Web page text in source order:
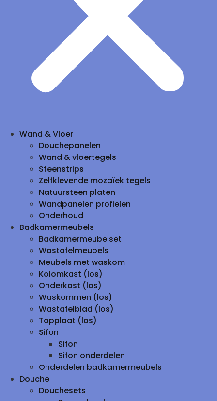
Wand & Vloer
Douchepanelen
Wand & vloertegels
Steenstrips
Zelfklevende mozaïek tegels
Natuursteen platen
Wandpanelen profielen
Onderhoud
Badkamermeubels
Badkamermeubelset
Wastafelmeubels
Meubels met waskom
Kolomkast (los)
Onderkast (los)
Waskommen (los)
Wastafelblad (los)
Topplaat (los)
Sifon
Sifon
Sifon onderdelen
Onderdelen badkamermeubels
Douche
Douchesets